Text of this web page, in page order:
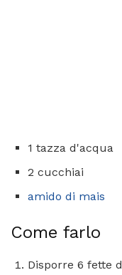
1 tazza d'acqua
2 cucchiai
amido di mais
Come farlo
Disporre 6 fette